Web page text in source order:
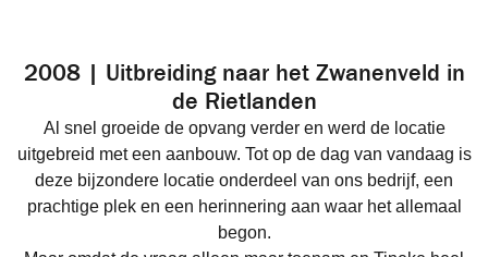
2008 | Uitbreiding naar het Zwanenveld in
de Rietlanden
Al snel groeide de opvang verder en werd de locatie
uitgebreid met een aanbouw. Tot op de dag van vandaag is
deze bijzondere locatie onderdeel van ons bedrijf, een
prachtige plek en een herinnering aan waar het allemaal
begon.